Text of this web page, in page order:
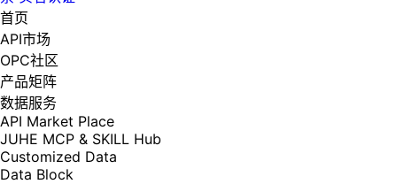
首页
API市场
OPC社区
产品矩阵
数据服务
API Market Place
JUHE MCP & SKILL Hub
Customized Data
Data Block